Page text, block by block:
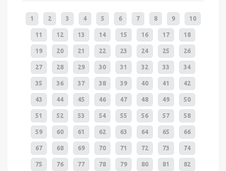
1 2 3 4 5 6 7 8 9 10
11 12 13 14 15 16 17 18
19 20 21 22 23 24 25 26
27 28 29 30 31 32 33 34
35 36 37 38 39 40 41 42
43 44 45 46 47 48 49 50
51 52 53 54 55 56 57 58
59 60 61 62 63 64 65 66
67 68 69 70 71 72 73 74
75 76 77 78 79 80 81 82